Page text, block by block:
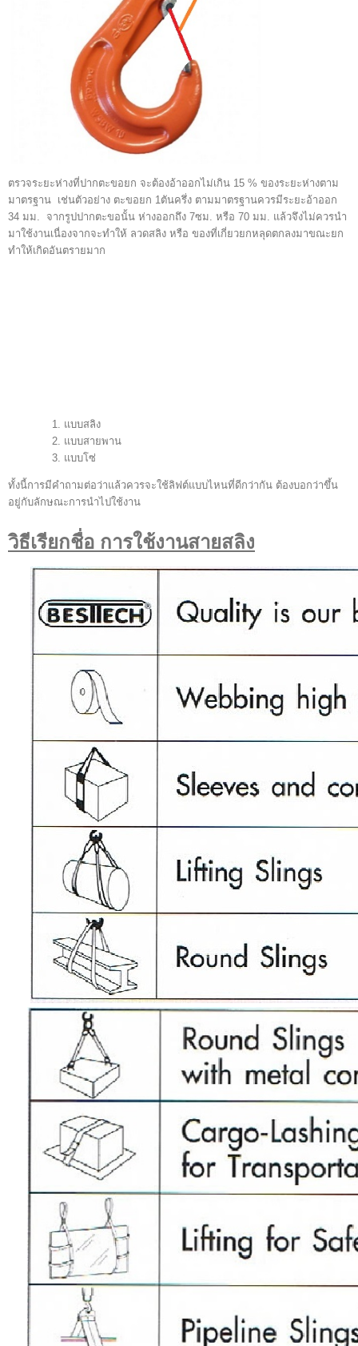
ตรวจระยะห่างที่ปากตะขอยก จะต้องอ้าออกไม่เกิน 15 % ของระยะห่างตาม
มาตรฐาน เช่นตัวอย่าง ตะขอยก 1ตันครึ่ง ตามมาตรฐานควรมีระยะอ้าออก
34 มม. จากรูปปากตะขอนั้น ห่างออกถึง 7ซม. หรือ 70 มม. แล้วจึงไม่ควรนำ
มาใช้งานเนื่องจากจะทำให้ ลวดสลิง หรือ ของที่เกี่ยวยกหลุดตกลงมาขณะยก
ทำให้เกิดอันตรายมาก
แบบสลิง
แบบสายพาน
แบบโซ่
ทั้งนี้การมีคำถามต่อว่าแล้วควรจะใช้ลิฟต์แบบไหนที่ดีกว่ากัน ต้องบอกว่าขึ้น
อยู่กับลักษณะการนำไปใช้งาน
วิธีเรียกชื่อ การใช้งานสายสลิง